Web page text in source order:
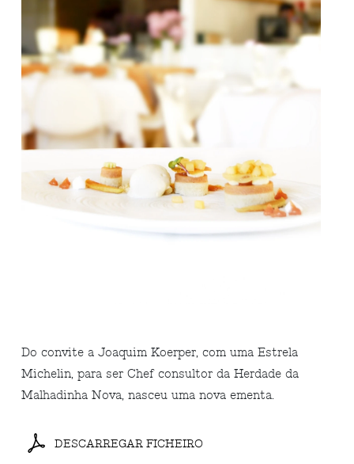
Do convite a Joaquim Koerper, com uma Estrela
Michelin, para ser Chef consultor da Herdade da
Malhadinha Nova, nasceu uma nova ementa.
DESCARREGAR FICHEIRO